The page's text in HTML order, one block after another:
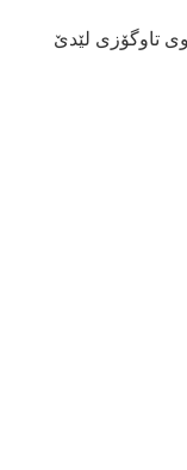
تاوگۆزی لێدێ